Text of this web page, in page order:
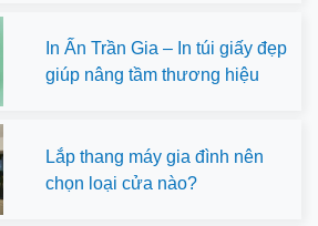
In Ấn Trần Gia – In túi giấy đẹp
giúp nâng tầm thương hiệu
Lắp thang máy gia đình nên
chọn loại cửa nào?